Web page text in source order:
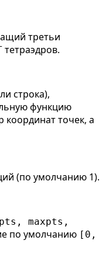
третьи
тетраэдров.
строка),
функцию
координат точек, а
(по умолчанию 1).
maxpts,
по умолчанию [0,